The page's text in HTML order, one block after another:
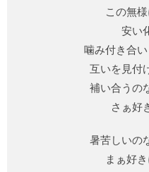
この無
安い
噛み付き合
互いを見付
補い合うの
さぁ好
暑苦しいの
まぁ好